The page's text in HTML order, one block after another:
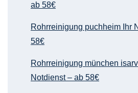
ab 58€
Rohrreinigung puchheim Ihr
58€
Rohrreinigung münchen
Notdienst – ab 58€